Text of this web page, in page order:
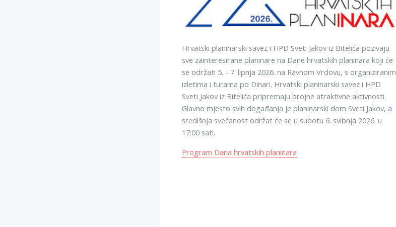
Hrvatski planinarski savez i HPD Sveti Jakov iz Bitelića pozivaju
sve zainteresirane planinare na Dane hrvatskih planinara koji će
se održati 5. - 7. lipnja 2026. na Ravnom Vrdovu, s organiziranim
izletima i turama po Dinari. Hrvatski planinarski savez i HPD
Sveti Jakov iz Bitelića pripremaju brojne atraktivne aktivnosti.
Glavno mjesto svih događanja je planinarski dom Sveti Jakov, a
središnja svečanost održat će se u subotu 6. svibnja 2026. u
17:00 sati.
Program Dana hrvatskih planinara